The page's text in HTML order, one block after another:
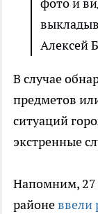
фото и
Алексей
В случае
предметов
ситуаций
экстренные
Напомним, 27
районеввели